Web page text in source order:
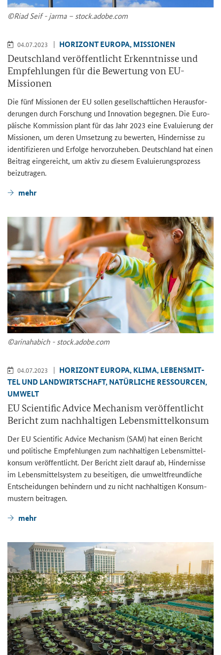
©Riad Seif - jarma – stock.adobe.com
04.07.2023 HO­RI­ZONT EU­RO­PA, MIS­SIO­NEN
Deutsch­land ver­öf­fent­licht Er­kennt­nis­se und
Emp­feh­lun­gen für die Be­wer­tung von EU-​
Missionen
Die fünf Mis­sio­nen der EU sol­len ge­sell­schaft­li­chen Her­aus­for­
de­run­gen durch For­schung und In­no­va­ti­on be­geg­nen. Die Eu­ro­
päi­sche Kom­mis­si­on plant für das Jahr 2023 eine Eva­lu­ie­rung der
Mis­sio­nen, um deren Um­set­zung zu be­wer­ten, Hin­der­nis­se zu
iden­ti­fi­zie­ren und Er­fol­ge her­vor­zu­he­ben. Deutsch­land hat einen
Bei­trag ein­ge­reicht, um aktiv zu die­sem Eva­lu­ie­rungs­pro­zess
bei­zu­tra­gen.
mehr
©ari­na­ha­bich - stock.adobe.com
04.07.2023
HO­RI­ZONT EU­RO­PA, KLIMA, LE­BENS­MIT­
TEL UND LAND­WIRT­SCHAFT, NA­TÜR­LI­CHE RES­SOUR­CEN,
UM­WELT
EU Sci­en­ti­fic Ad­vice Me­cha­nism ver­öf­fent­licht
Be­richt zum nach­hal­ti­gen Le­bens­mit­tel­kon­sum
Der EU Scientific Advice Mechanism (SAM) hat einen Be­richt
und po­li­ti­sche Emp­feh­lun­gen zum nach­hal­ti­gen Le­bens­mit­tel­
kon­sum ver­öf­fent­licht. Der Be­richt zielt dar­auf ab, Hin­der­nis­se
im Le­bens­mit­tel­sys­tem zu be­sei­ti­gen, die um­welt­freund­li­che
Ent­schei­dun­gen be­hin­dern und zu nicht nach­hal­ti­gen Kon­sum­
mus­tern bei­tra­gen.
mehr